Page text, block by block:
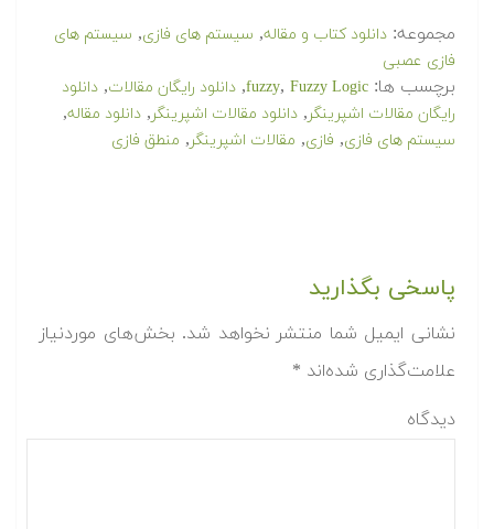
مجموعه: دانلود کتاب و مقاله, سیستم های فازی, سیستم های
فازی عصبی
برچسب ها: fuzzy, Fuzzy Logic
, دانلود رایگان مقالات, دانلود
رایگان مقالات اشپرینگر, دانلود مقالات اشپرینگر, دانلود مقاله,
سیستم های فازی, فازی, مقالات اشپرینگر, منطق فازی
پاسخی بگذارید
نشانی ایمیل شما منتشر نخواهد شد. بخش‌های موردنیاز
علامت‌گذاری شده‌اند *
دیدگاه